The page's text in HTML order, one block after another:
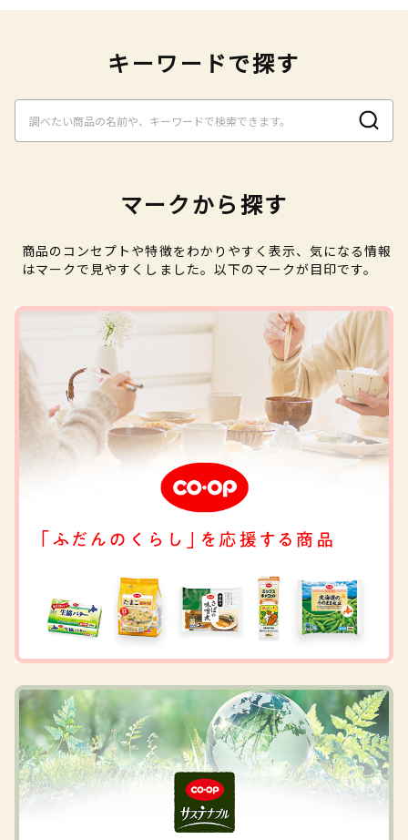
キーワードで探す
マークから探す
商品のコンセプトや特徴をわかりやすく表示、気になる情報
はマークで見やすくしました。以下のマークが目印です。